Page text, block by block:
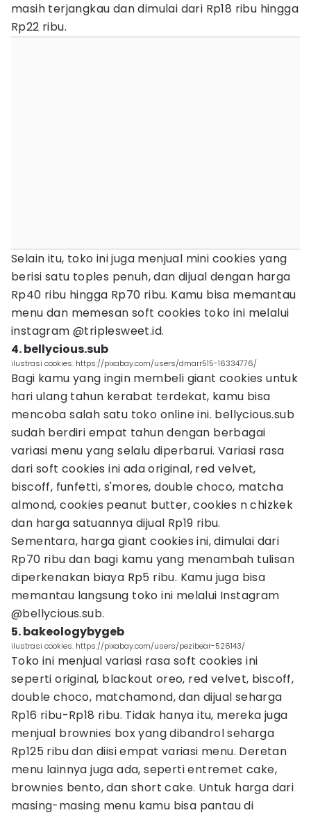
masih terjangkau dan dimulai dari Rp18 ribu hingga
Rp22 ribu.
Selain itu, toko ini juga menjual mini cookies yang
berisi satu toples penuh, dan dijual dengan harga
Rp40 ribu hingga Rp70 ribu. Kamu bisa memantau
menu dan memesan soft cookies toko ini melalui
instagram @triplesweet.id.
4. bellycious.sub
ilustrasi cookies. https://pixabay.com/users/dmarr515-16334776/
Bagi kamu yang ingin membeli giant cookies untuk
hari ulang tahun kerabat terdekat, kamu bisa
mencoba salah satu toko online ini. bellycious.sub
sudah berdiri empat tahun dengan berbagai
variasi menu yang selalu diperbarui. Variasi rasa
dari soft cookies ini ada original, red velvet,
biscoff, funfetti, s'mores, double choco, matcha
almond, cookies peanut butter, cookies n chizkek
dan harga satuannya dijual Rp19 ribu.
Sementara, harga giant cookies ini, dimulai dari
Rp70 ribu dan bagi kamu yang menambah tulisan
diperkenakan biaya Rp5 ribu. Kamu juga bisa
memantau langsung toko ini melalui Instagram
@bellycious.sub.
5. bakeologybygeb
ilustrasi cookies. https://pixabay.com/users/pezibear-526143/
Toko ini menjual variasi rasa soft cookies ini
seperti original, blackout oreo, red velvet, biscoff,
double choco, matchamond, dan dijual seharga
Rp16 ribu-Rp18 ribu. Tidak hanya itu, mereka juga
menjual brownies box yang dibandrol seharga
Rp125 ribu dan diisi empat variasi menu. Deretan
menu lainnya juga ada, seperti entremet cake,
brownies bento, dan short cake. Untuk harga dari
masing-masing menu kamu bisa pantau di